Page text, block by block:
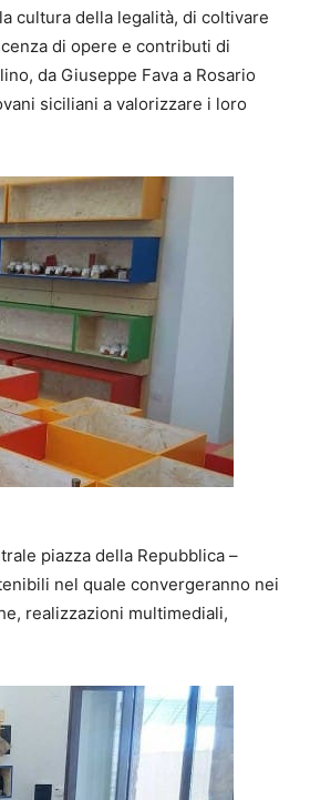
cultura della legalità, di coltivare
di opere e contributi di
da Giuseppe Fava a Rosario
siciliani a valorizzare i loro
piazza della Repubblica –
nel quale convergeranno nei
realizzazioni multimediali,